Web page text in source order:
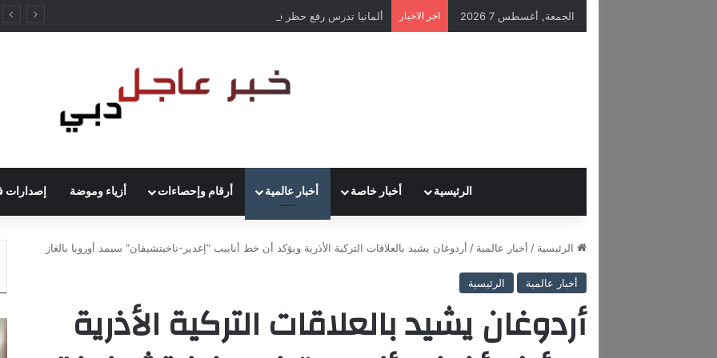
الجمعة, أغسطس 7 2026 اخر الاخبار
الرئيسية أخبار خاصة أخبار عالمية أرقام وإحصاءات أزياء وموضة إصدارات
الرئيسية / أخبار عالمية / أردوغان يشيد بالعلاقات التركية الأذرية ويؤكد أن خط أنابيب “إغدير-ناخيتشيفان” سيمد أوروبا بالغاز
أخبار عالمية الرئيسية
أردوغان يشيد بالعلاقات التركية الأذرية